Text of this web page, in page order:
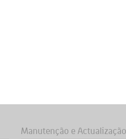
Manutenção e Actualização